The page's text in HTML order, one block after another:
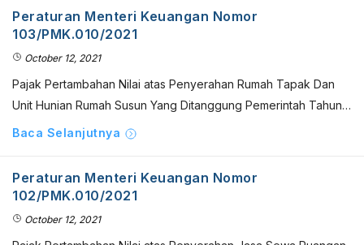
Peraturan Menteri Keuangan Nomor
103/PMK.010/2021
October 12, 2021
Pajak Pertambahan Nilai atas Penyerahan Rumah Tapak Dan
Unit Hunian Rumah Susun Yang Ditanggung Pemerintah Tahun…
Baca Selanjutnya
Peraturan Menteri Keuangan Nomor
102/PMK.010/2021
October 12, 2021